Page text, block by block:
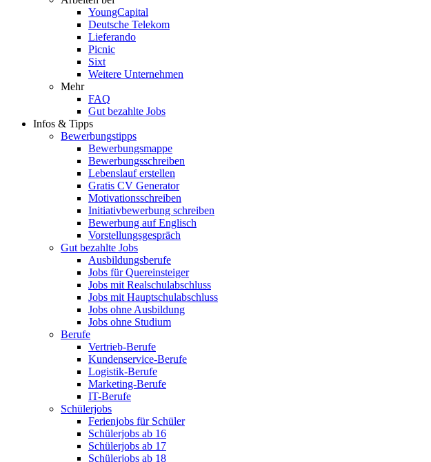
YoungCapital
Deutsche Telekom
Lieferando
Picnic
Sixt
Weitere Unternehmen
Mehr
FAQ
Gut bezahlte Jobs
Infos & Tipps
Bewerbungstipps
Bewerbungsmappe
Bewerbungsschreiben
Lebenslauf erstellen
Gratis CV Generator
Motivationsschreiben
Initiativbewerbung schreiben
Bewerbung auf Englisch
Vorstellungsgespräch
Gut bezahlte Jobs
Ausbildungsberufe
Jobs für Quereinsteiger
Jobs mit Realschulabschluss
Jobs mit Hauptschulabschluss
Jobs ohne Ausbildung
Jobs ohne Studium
Berufe
Vertrieb-Berufe
Kundenservice-Berufe
Logistik-Berufe
Marketing-Berufe
IT-Berufe
Schülerjobs
Ferienjobs für Schüler
Schülerjobs ab 16
Schülerjobs ab 17
Schülerjobs ab 18